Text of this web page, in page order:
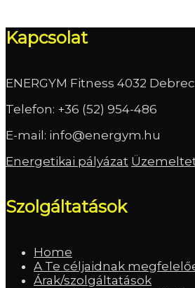
Kapcsolat
ENERGYM Fitness 4032
Telefon: +36 (52) 954-486
E-mail: info@energym.hu
Energetikai pályázat
Szolgáltatások
Home
A Te céljaidnak
Árak/szolgáltatások